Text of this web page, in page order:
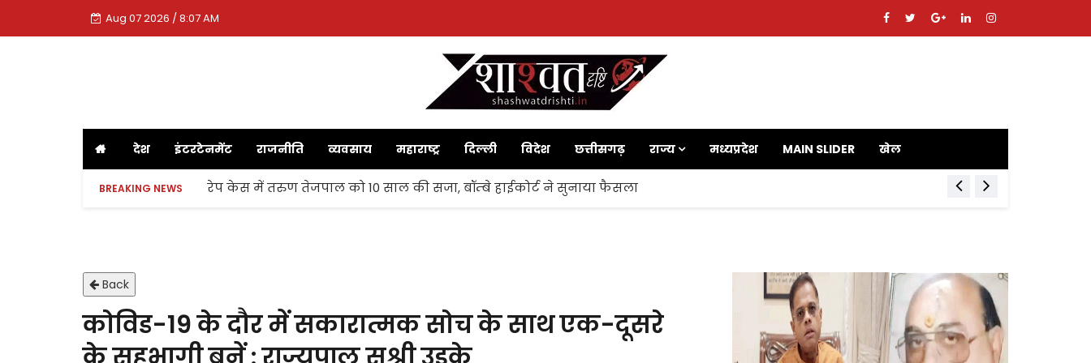
Aug 07 2026 / 8:07 AM
देश इंटरटेनमेंट राजनीति व्यवसाय महाराष्ट्र दिल्ली विदेश छत्तीसगढ़ राज्य मध्यप्रदेश MAIN SLIDER खेल
BREAKING NEWS रेप केस में तरुण तेजपाल को 10 साल की सजा, बॉम्बे हाईकोर्ट ने सुनाया फैसला
Back
कोविड-19 के दौर में सकारात्मक सोच के साथ एक-दूसरे